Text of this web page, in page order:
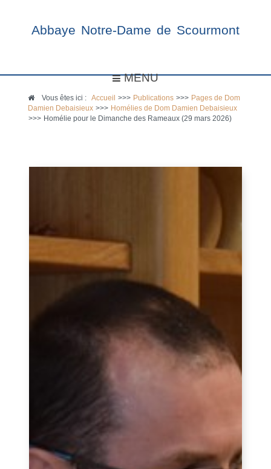
Abbaye Notre-Dame de Scourmont
MENU
Vous êtes ici :Accueil >>> Publications >>> Pages de Dom
Damien Debaisieux >>> Homélies de Dom Damien Debaisieux
>>> Homélie pour le Dimanche des Rameaux (29 mars 2026)